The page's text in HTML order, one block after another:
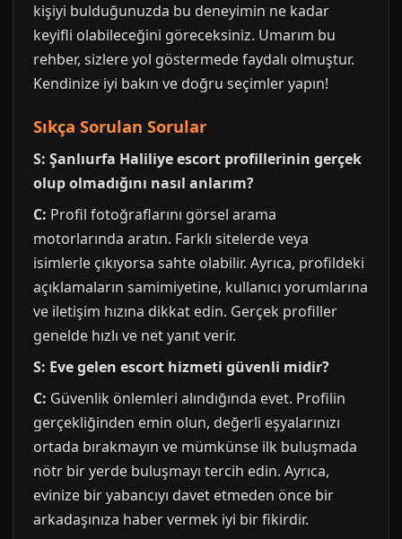
kişiyi bulduğunuzda bu deneyimin ne kadar
keyifli olabileceğini göreceksiniz. Umarım bu
rehber, sizlere yol göstermede faydalı olmuştur.
Kendinize iyi bakın ve doğru seçimler yapın!
Sıkça Sorulan Sorular
S: Şanlıurfa Haliliye escort profillerinin gerçek
olup olmadığını nasıl anlarım?
C: Profil fotoğraflarını görsel arama
motorlarında aratın. Farklı sitelerde veya
isimlerle çıkıyorsa sahte olabilir. Ayrıca, profildeki
açıklamaların samimiyetine, kullanıcı yorumlarına
ve iletişim hızına dikkat edin. Gerçek profiller
genelde hızlı ve net yanıt verir.
S: Eve gelen escort hizmeti güvenli midir?
C: Güvenlik önlemleri alındığında evet. Profilin
gerçekliğinden emin olun, değerli eşyalarınızı
ortada bırakmayın ve mümkünse ilk buluşmada
nötr bir yerde buluşmayı tercih edin. Ayrıca,
evinize bir yabancıyı davet etmeden önce bir
arkadaşınıza haber vermek iyi bir fikirdir.